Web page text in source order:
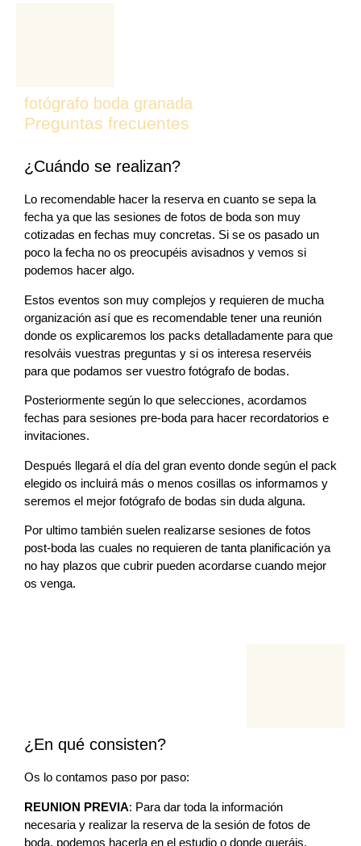
fotógrafo boda granada​
Preguntas frecuentes
¿Cuándo se realizan?
Lo recomendable hacer la reserva en cuanto se sepa la
fecha ya que las sesiones de fotos de boda son muy
cotizadas en fechas muy concretas. Si se os pasado un
poco la fecha no os preocupéis avisadnos y vemos si
podemos hacer algo.
Estos eventos son muy complejos y requieren de mucha
organización así que es recomendable tener una reunión
donde os explicaremos los packs detalladamente para que
resolváis vuestras preguntas y si os interesa reservéis
para que podamos ser vuestro fotógrafo de bodas.
Posteriormente según lo que selecciones, acordamos
fechas para sesiones pre-boda para hacer recordatorios e
invitaciones.
Después llegará el día del gran evento donde según el pack
elegido os incluirá más o menos cosillas os informamos y
seremos el mejor fotógrafo de bodas sin duda alguna.
Por ultimo también suelen realizarse sesiones de fotos
post-boda las cuales no requieren de tanta planificación ya
no hay plazos que cubrir pueden acordarse cuando mejor
os venga.
¿En qué consisten?
Os lo contamos paso por paso:
REUNION PREVIA: Para dar toda la información
necesaria y realizar la reserva de la sesión de fotos de
boda, podemos hacerla en el estudio o donde queráis.